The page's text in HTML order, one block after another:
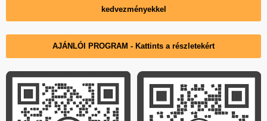
kedvezményekkel
AJÁNLÓI PROGRAM - Kattints a részletekért